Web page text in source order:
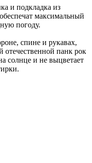
и подкладка из
максимальный
погоду.
спине и рукавах,
панк рок
солнце и не выцветает